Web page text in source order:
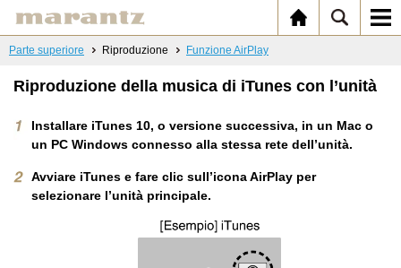
Parte superiore Riproduzione Funzione AirPlay
Riproduzione della musica di iTunes con l’unità
Installare iTunes 10, o versione successiva, in un Mac o
un PC Windows connesso alla stessa rete dell’unità.
Avviare iTunes e fare clic sull’icona AirPlay per
selezionare l’unità principale.